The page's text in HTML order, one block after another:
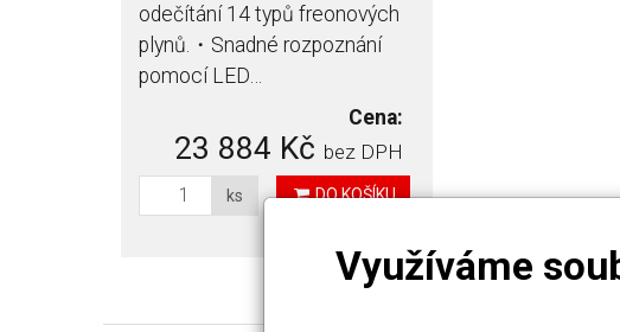
odečítání 14 typů freonových
plynů.・Snadné rozpoznání
pomocí LED…
Cena:
23 884 Kč bez DPH
ks DO KOŠÍKU
Využíváme